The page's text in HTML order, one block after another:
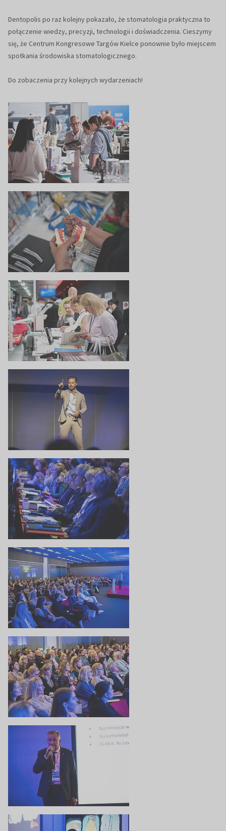
Dentopolis po raz kolejny pokazało, że stomatologia praktyczna to
połączenie wiedzy, precyzji, technologii i doświadczenia. Cieszymy
się, że Centrum Kongresowe Targów Kielce ponownie było miejscem
spotkania środowiska stomatologicznego.
Do zobaczenia przy kolejnych wydarzeniach!